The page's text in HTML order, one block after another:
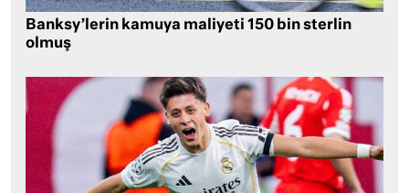
Banksy’lerin kamuya maliyeti 150 bin sterlin
olmuş